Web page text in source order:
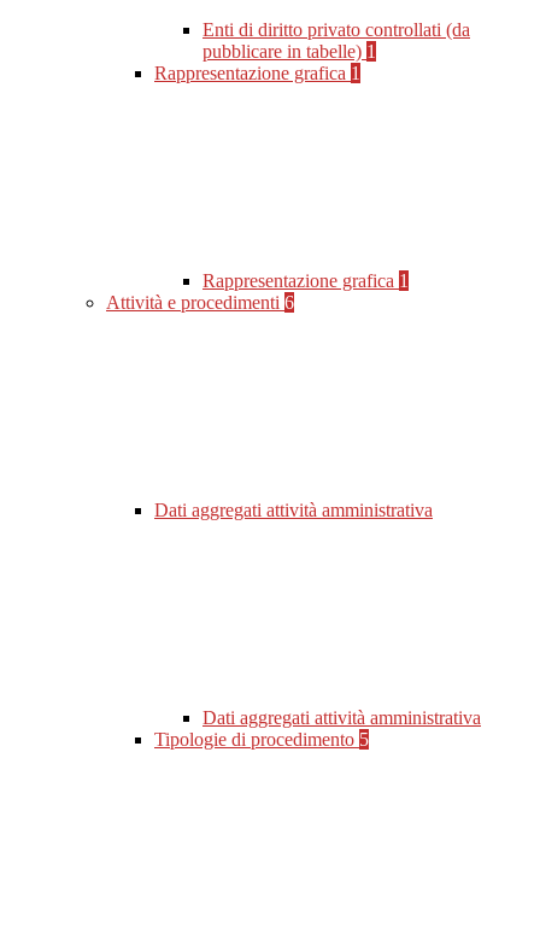
Enti di diritto privato controllati (da
pubblicare in tabelle) 1
Rappresentazione grafica 1
Rappresentazione grafica 1
Attività e procedimenti 6
Dati aggregati attività amministrativa
Dati aggregati attività amministrativa
Tipologie di procedimento 5